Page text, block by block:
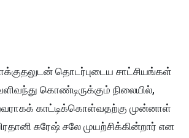
தொடர்புடைய சாட்சியங்கள்
கொண்டிருக்கும் நிலையில்,
காட்டிக்கொள்வதற்கு முன்னாள்
பிரதானி சுரேஷ் சலே முயற்சிக்கின்றார் என